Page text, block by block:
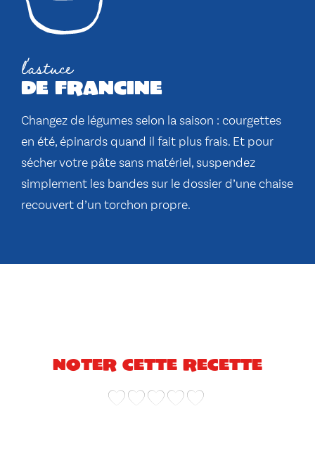
l'astuce
de francine
Changez de légumes selon la saison : courgettes
en été, épinards quand il fait plus frais. Et pour
sécher votre pâte sans matériel, suspendez
simplement les bandes sur le dossier d’une chaise
recouvert d’un torchon propre.
Noter cette recette